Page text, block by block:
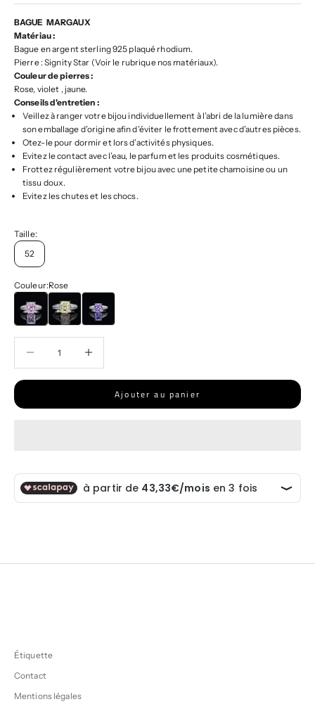
BAGUE MARGAUX
Matériau :
Bague en argent sterling 925 plaqué rhodium.
Pierre : Signity Star (Voir le rubrique nos matériaux).
Couleur de pierres :
Rose, violet , jaune.
Conseils d'entretien :
Veillez à ranger votre bijou individuellement à l’abri de la lumière dans
son emballage d’origine afin d’éviter le frottement avec d’autres pièces.
Otez-le pour dormir et lors d’activités physiques.
Evitez le contact avec l’eau, le parfum et les produits cosmétiques.
Frottez régulièrement votre bijou avec une petite chamoisine ou un
tissu doux.
Evitez les chutes et les chocs.
Taille:
52
Couleur:Rose
Rose
Jaune Violet
Ajouter au panier
Étiquette
Contact
Mentions légales